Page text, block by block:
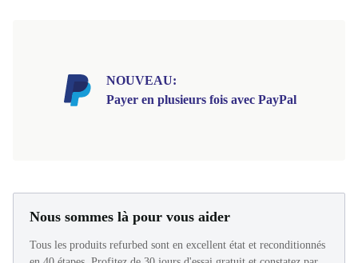
NOUVEAU:
Payer en plusieurs fois avec PayPal
Nous sommes là pour vous aider
Tous les produits refurbed sont en excellent état et reconditionnés